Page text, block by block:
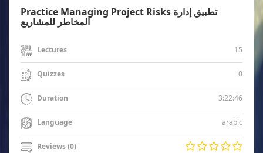
Practice Managing Project Risks تطبيق إدارة
المخاطر للمشاريع
Lectures 15
Quizzes 0
Duration 3:22:46
Language arabic
Reviews (0)